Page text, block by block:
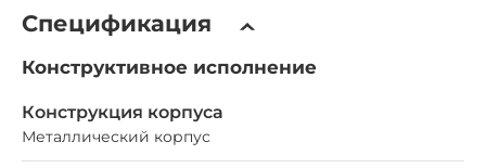
Спецификация
Конструктивное исполнение
Конструкция корпуса
Металлический корпус